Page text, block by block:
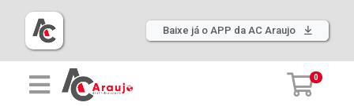
Baixe já o APP da AC Araujo
0